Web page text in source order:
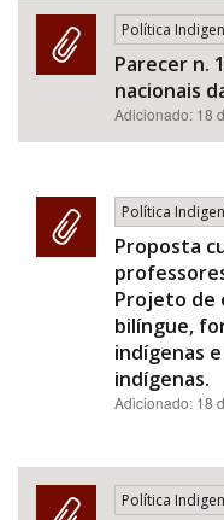
Política
Parecer n.
nacionais
Adicionado: 18
Política
Proposta
Projeto de
bilíngue,
indígenas
indígenas.
Adicionado: 18
Política